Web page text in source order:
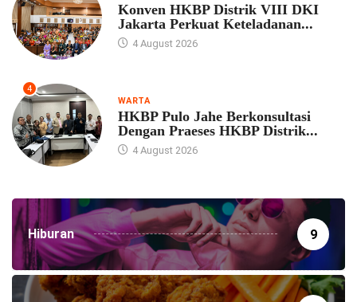
Konven HKBP Distrik VIII DKI
Jakarta Perkuat Keteladanan...
4 August 2026
4
WARTA
HKBP Pulo Jahe Berkonsultasi
Dengan Praeses HKBP Distrik...
4 August 2026
Hiburan 9